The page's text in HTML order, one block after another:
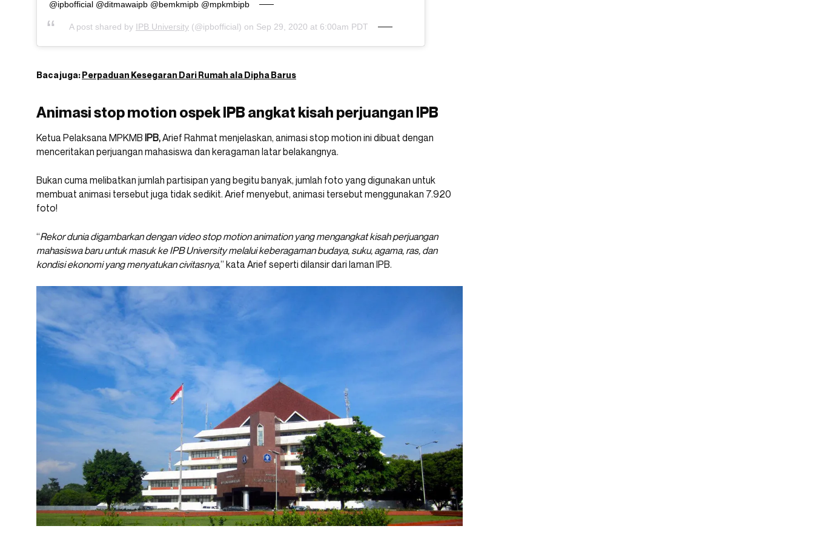
@ipbofficial @ditmawaipb @bemkmipb @mpkmbipb
A post shared by IPB University (@ipbofficial) on Sep 29, 2020 at 6:00am PDT
Baca juga:Perpaduan Kesegaran Dari Rumah ala Dipha Barus
Animasi stop motion ospek IPB angkat kisah perjuangan IPB
Ketua Pelaksana MPKMB IPB,Arief Rahmat menjelaskan, animasi stop motion ini dibuat dengan
menceritakan perjuangan mahasiswa dan keragaman latar belakangnya.
Bukan cuma melibatkan jumlah partisipan yang begitu banyak, jumlah foto yang digunakan untuk
membuat animasi tersebut juga tidak sedikit. Arief menyebut, animasi tersebut menggunakan 7.920
foto!
“Rekor dunia digambarkan dengan video stop motion animation yang mengangkat kisah perjuangan
mahasiswa baru untuk masuk ke IPB University melalui keberagaman budaya, suku, agama, ras, dan
kondisi ekonomi yang menyatukan civitasnya,” kata Arief seperti dilansir dari laman IPB.